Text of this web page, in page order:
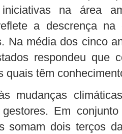
iniciativas na área
a descrença
Na média dos cinco
respondeu que
quais têm
mudanças
gestores. Em
somam dois terços